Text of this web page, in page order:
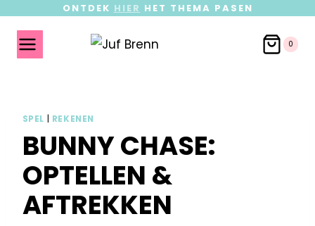
ONTDEK HIER HET THEMA PASEN
0
SPEL REKENEN
BUNNY CHASE:
OPTELLEN &
AFTREKKEN